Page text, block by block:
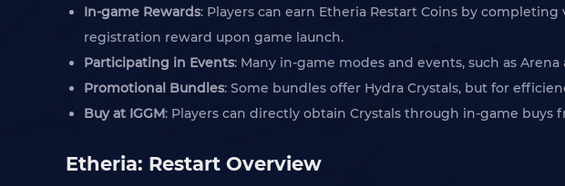
In-game Rewards: Players can earn Etheria Restart Coins by
registration reward upon game launch.
Participating in Events: Many in-game modes and events, such as
Promotional Bundles: Some bundles offer Hydra Crystals, but for
Buy at IGGM: Players can directly obtain Crystals through in-game buys
Etheria: Restart Overview